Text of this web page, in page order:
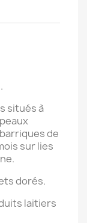
situés à
de
sur lies
dorés.
laitiers